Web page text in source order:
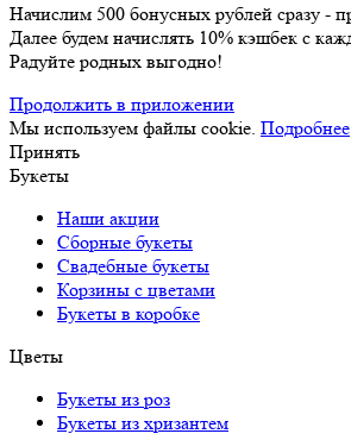
Начислим 500 бонусных рублей сразу -
Далее будем начислять 10% кэшбек с
Радуйте родных выгодно!
Продолжить в приложении
Мы используем файлы cookie. Подробнее
Принять
Букеты
Наши акции
Сборные букеты
Свадебные букеты
Корзины с цветами
Букеты в коробке
Цветы
Букеты из роз
Букеты из хризантем